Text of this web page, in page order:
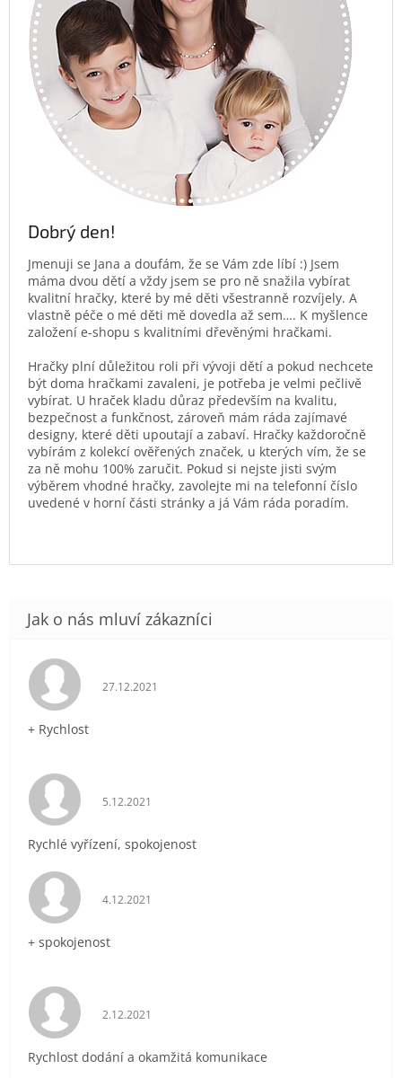
Dobrý den!
Jmenuji se Jana a doufám, že se Vám zde líbí :) Jsem
máma dvou dětí a vždy jsem se pro ně snažila vybírat
kvalitní hračky, které by mé děti všestranně rozvíjely. A
vlastně péče o mé děti mě dovedla až sem…. K myšlence
založení e-shopu s kvalitními dřevěnými hračkami.
Hračky plní důležitou roli při vývoji dětí a pokud nechcete
být doma hračkami zavaleni, je potřeba je velmi pečlivě
vybírat. U hraček kladu důraz především na kvalitu,
bezpečnost a funkčnost, zároveň mám ráda zajímavé
designy, které děti upoutají a zabaví. Hračky každoročně
vybírám z kolekcí ověřených značek, u kterých vím, že se
za ně mohu 100% zaručit. Pokud si nejste jisti svým
výběrem vhodné hračky, zavolejte mi na telefonní číslo
uvedené v horní části stránky a já Vám ráda poradím.
Hodnocení obchodu je 5 z 5 hvězdiček.
27.12.2021
+ Rychlost
Hodnocení obchodu je 5 z 5 hvězdiček.
5.12.2021
Rychlé vyřízení, spokojenost
Hodnocení obchodu je 5 z 5 hvězdiček.
4.12.2021
+ spokojenost
Hodnocení obchodu je 5 z 5 hvězdiček.
2.12.2021
Rychlost dodání a okamžitá komunikace